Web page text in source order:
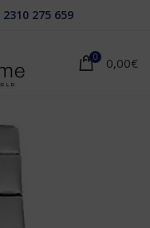
2310 275 659
0 0,00€